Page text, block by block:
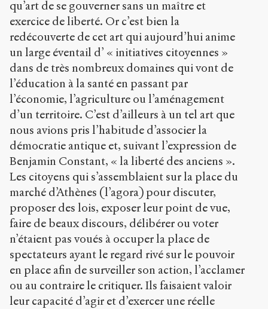
qu’art de se gouverner sans un maître et
exercice de liberté. Or c’est bien la
redécouverte de cet art qui aujourd’hui anime
un large éventail d’ « initiatives citoyennes »
dans de très nombreux domaines qui vont de
l’éducation à la santé en passant par
l’économie, l’agriculture ou l’aménagement
d’un territoire. C’est d’ailleurs à un tel art que
nous avions pris l’habitude d’associer la
démocratie antique et, suivant l’expression de
Benjamin Constant, « la liberté des anciens ».
Les citoyens qui s’assemblaient sur la place du
marché d’Athènes (l’agora) pour discuter,
proposer des lois, exposer leur point de vue,
faire de beaux discours, délibérer ou voter
n’étaient pas voués à occuper la place de
spectateurs ayant le regard rivé sur le pouvoir
en place afin de surveiller son action, l’acclamer
ou au contraire le critiquer. Ils faisaient valoir
leur capacité d’agir et d’exercer une réelle